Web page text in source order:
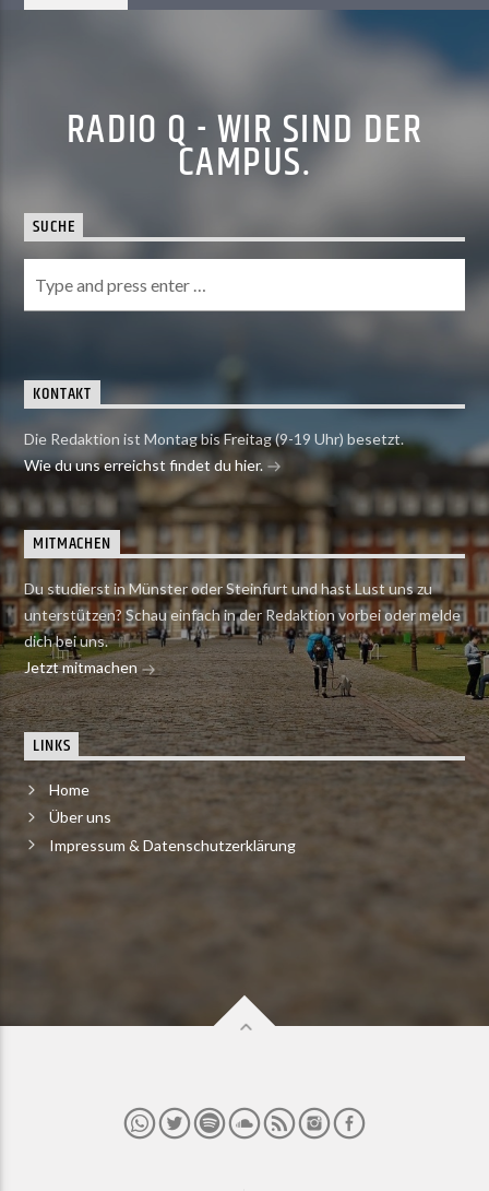
RADIO Q - WIR SIND DER
CAMPUS.
SUCHE
KONTAKT
Die Redaktion ist Montag bis Freitag (9-19 Uhr) besetzt.
Wie du uns erreichst findet du hier.
MITMACHEN
Du studierst in Münster oder Steinfurt und hast Lust uns zu
unterstützen? Schau einfach in der Redaktion vorbei oder melde
dich bei uns.
Jetzt mitmachen
LINKS
Home
Über uns
Impressum & Datenschutzerklärung